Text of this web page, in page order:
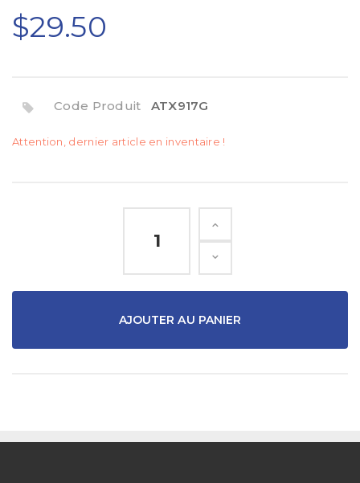
$29.50
Code Produit ATX917G
Attention, dernier article en inventaire !
AJOUTER AU PANIER